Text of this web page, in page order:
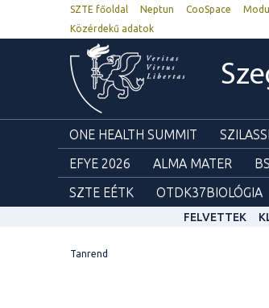
SZTE főoldal Neptun CooSpace
Közérdekű adatok
ONE HEALTH SUMMIT
EFYE 2026
ALMA MATER
SZTE EÉTK
OTDK37BIOLÓGIA
FELVETTEK
Tanrend